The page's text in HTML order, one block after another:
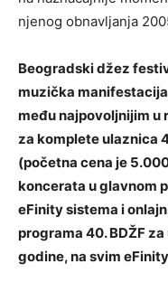
njenog obnavljanja
Beogradski džez
muzička
među najpovoljnijim u
za komplete ulaznica
(početna cena je
koncerata u glavnom
eFinity sistema i
programa 40. BDŽF
godine, na svim